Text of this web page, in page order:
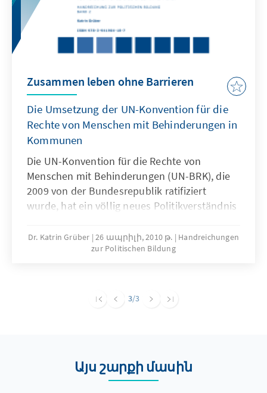
Zusammen leben ohne Barrieren
Die Umsetzung der UN-Konvention für die
Rechte von Menschen mit Behinderungen in
Kommunen
Die UN-Konvention für die Rechte von
Menschen mit Behinderungen (UN-BRK), die
2009 von der Bundesrepublik ratifiziert
wurde, hat ein völlig neues Politikverständnis
passiv zu erdulden, geht das
Selbstverständnis der Betroffenen hin zu
Teilhabe am gesellschaftlichen Leben durch
Dr. Katrin Grüber 26 ապրիլի, 2010 թ.
Handreichungen
zur Politischen Bildung
3/3
Այս շարքի մասին